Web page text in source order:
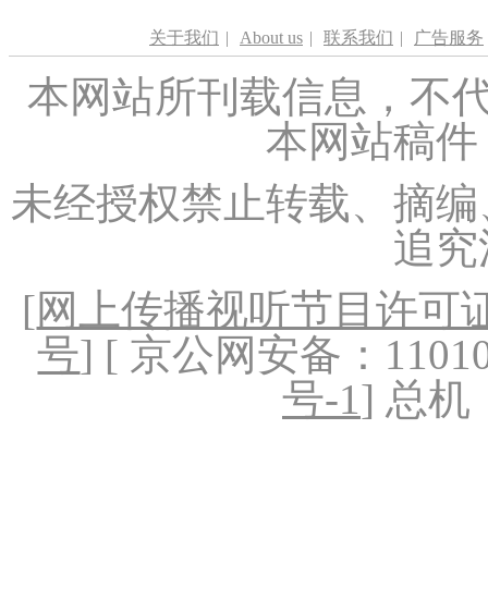
关于我们 | About us | 联系我们 | 广告服务
本网站所刊载信息，不
本网站稿
未经授权禁止转载、摘
追
[网上传播视听节目许可
号] [ 京公网安备：
号-1] 总机